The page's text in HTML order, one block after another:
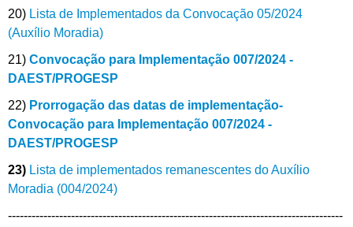
20) Lista de Implementados da Convocação 05/2024
(Auxílio Moradia)
21) Convocação para Implementação 007/2024 -
DAEST/PROGESP
22) Prorrogação das datas de implementação-
Convocação para Implementação 007/2024 -
DAEST/PROGESP
23) Lista de implementados remanescentes do Auxílio
Moradia (004/2024)
-------------------------------------------------------------------------------------